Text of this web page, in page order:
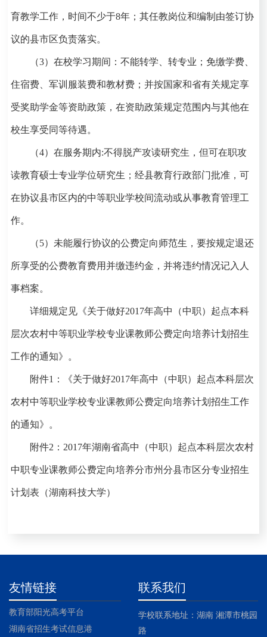
育教学工作，时间不少于8年；其任教岗位和编制由签订协
议的县市区负责落实。
（3）在校学习期间：不能转学、转专业；免缴学费、
住宿费、军训服装费和教材费；并按国家和省有关规定享
受奖助学金等资助政策，在资助政策规定范围内与其他在
校生享受同等待遇。
（4）在服务期内:不得脱产攻读研究生，但可在职攻
读教育硕士专业学位研究生；经县教育行政部门批准，可
在协议县市区内的中等职业学校间流动或从事教育管理工
作。
（5）未能履行协议的公费定向师范生，要按规定退还
所享受的公费教育费用并缴违约金，并将违约情况记入人
事档案。
详细规定见 《关于做好2017年高中（中职）起点本科
层次农村中等职业学校专业课教师公费定向培养计划招生
工作的通知》。
附件1 ：《关于做好2017年高中（中职）起点本科层次
农村中等职业学校专业课教师公费定向培养计划招生工作
的通知》。
附件2 ： 2017年湖南省高中（中职）起点本科层次农村
中职专业课教师公费定向培养分市州分县市区分专业招生
计划表（湖南科技大学）
友情链接
教育部阳光高考平台
湖南省招生考试信息港
联系我们
学校联系地址：湖南 湘潭市桃园
路